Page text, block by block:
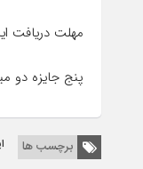
مهلت دریافت ایده‌ها و
پنج جایزه دو
برچسب ها